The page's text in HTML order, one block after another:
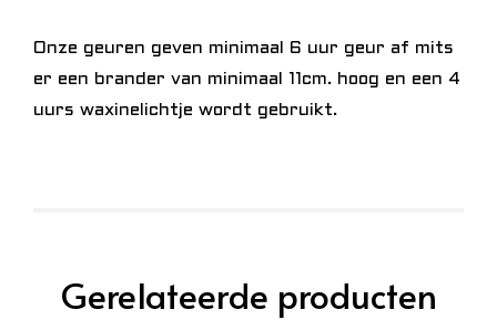
Onze geuren geven minimaal 6 uur geur af mits
er een brander van minimaal 11cm. hoog en een 4
uurs waxinelichtje wordt gebruikt.
Gerelateerde producten